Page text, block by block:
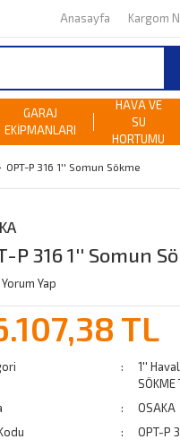
Anasayfa Kargom
GARAJ
EKİPMANLARI
HAVA VE
SU
HORTUMU
OPT-P 316 1'' Somun Sökme
P 316 1'' Somun
Yap
TL
1''
SÖKME
OSAKA
OPT-P